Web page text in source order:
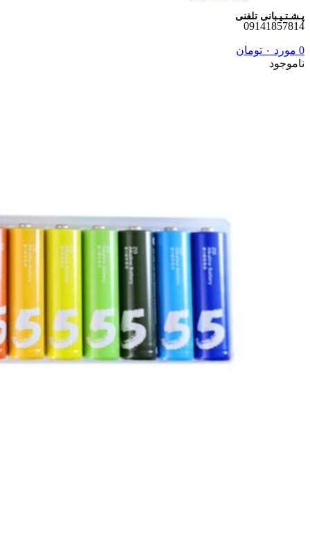
پـشـتـیـبانی تلفنی
09141857814
0 مورد ۰ تومان
ناموجود